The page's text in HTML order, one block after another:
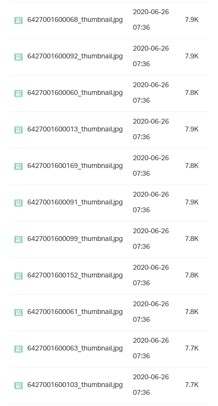
6427001600068_thumbnail.jpg
2020-06-26
07:36
7.9K
6427001600092_thumbnail.jpg
2020-06-26
07:36
7.9K
6427001600060_thumbnail.jpg
2020-06-26
07:36
7.8K
6427001600013_thumbnail.jpg
2020-06-26
07:36
7.9K
6427001600169_thumbnail.jpg
2020-06-26
07:36
7.8K
6427001600091_thumbnail.jpg
2020-06-26
07:36
7.9K
6427001600099_thumbnail.jpg
2020-06-26
07:36
7.8K
6427001600152_thumbnail.jpg
2020-06-26
07:36
7.8K
6427001600061_thumbnail.jpg
2020-06-26
07:36
7.8K
6427001600063_thumbnail.jpg
2020-06-26
07:36
7.7K
6427001600103_thumbnail.jpg
2020-06-26
07:36
7.7K